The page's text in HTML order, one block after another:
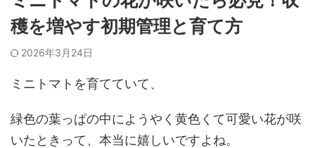
穫を増やす初期管理と育て方
2026年3月24日
ミニトマトを育てていて、
緑色の葉っぱの中にようやく黄色くて可愛い花が咲
いたときって、本当に嬉しいですよね。